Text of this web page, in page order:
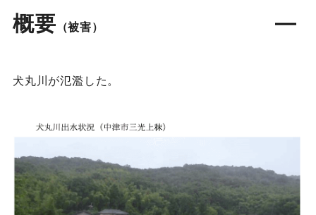
概要 （被害）
犬丸川が氾濫した。